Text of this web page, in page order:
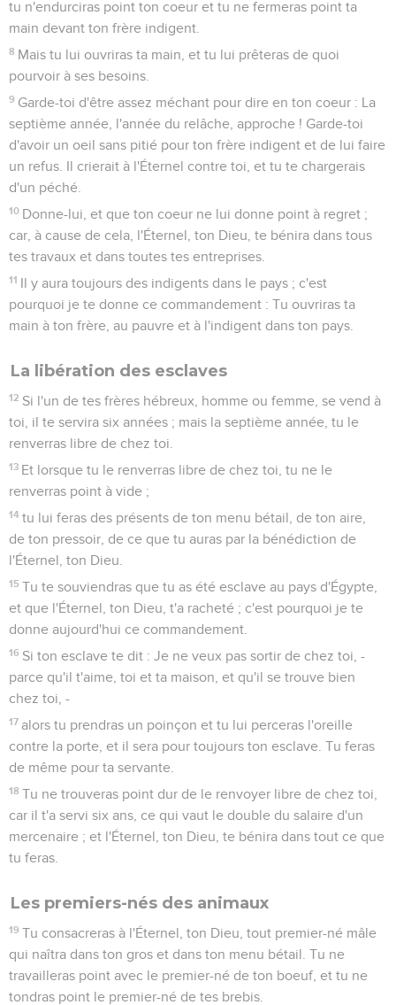
tu n'endurciras point ton coeur et tu ne fermeras point ta
main devant ton frère indigent.
8 Mais tu lui ouvriras ta main, et tu lui prêteras de quoi
pourvoir à ses besoins.
9 Garde-toi d'être assez méchant pour dire en ton coeur : La
septième année, l'année du relâche, approche ! Garde-toi
d'avoir un oeil sans pitié pour ton frère indigent et de lui faire
un refus. Il crierait à l'Éternel contre toi, et tu te chargerais
d'un péché.
10 Donne-lui, et que ton coeur ne lui donne point à regret ;
car, à cause de cela, l'Éternel, ton Dieu, te bénira dans tous
tes travaux et dans toutes tes entreprises.
11 Il y aura toujours des indigents dans le pays ; c'est
pourquoi je te donne ce commandement : Tu ouvriras ta
main à ton frère, au pauvre et à l'indigent dans ton pays.
La libération des esclaves
12 Si l'un de tes frères hébreux, homme ou femme, se vend à
toi, il te servira six années ; mais la septième année, tu le
renverras libre de chez toi.
13 Et lorsque tu le renverras libre de chez toi, tu ne le
renverras point à vide ;
14 tu lui feras des présents de ton menu bétail, de ton aire,
de ton pressoir, de ce que tu auras par la bénédiction de
l'Éternel, ton Dieu.
15 Tu te souviendras que tu as été esclave au pays d'Égypte,
et que l'Éternel, ton Dieu, t'a racheté ; c'est pourquoi je te
donne aujourd'hui ce commandement.
16 Si ton esclave te dit : Je ne veux pas sortir de chez toi, -
parce qu'il t'aime, toi et ta maison, et qu'il se trouve bien
chez toi, -
17 alors tu prendras un poinçon et tu lui perceras l'oreille
contre la porte, et il sera pour toujours ton esclave. Tu feras
de même pour ta servante.
18 Tu ne trouveras point dur de le renvoyer libre de chez toi,
car il t'a servi six ans, ce qui vaut le double du salaire d'un
mercenaire ; et l'Éternel, ton Dieu, te bénira dans tout ce que
tu feras.
Les premiers-nés des animaux
19 Tu consacreras à l'Éternel, ton Dieu, tout premier-né mâle
qui naîtra dans ton gros et dans ton menu bétail. Tu ne
travailleras point avec le premier-né de ton boeuf, et tu ne
tondras point le premier-né de tes brebis.